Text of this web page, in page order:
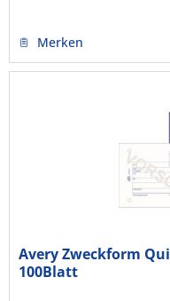
Merken
Avery Zweckform
100Blatt